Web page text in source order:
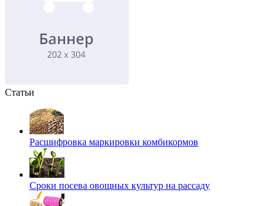
Статьи
Расшифровка маркировки комбикормов
Сроки посева овощных культур на рассаду